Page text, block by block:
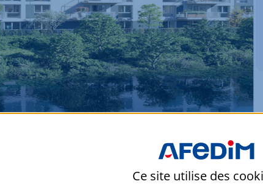
intermédiaire, Droit commun à PLOMBIERES LES DIJON
Ce site utilise des